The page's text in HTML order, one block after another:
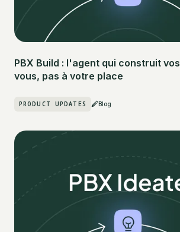
PBX Build : l'agent qui construit
vous, pas à votre place
PRODUCT UPDATES Blog